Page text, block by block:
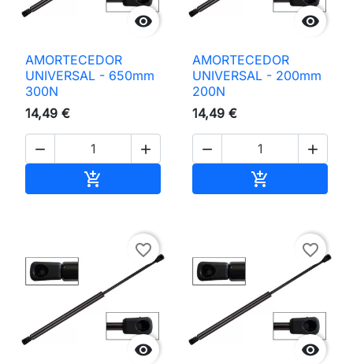

AMORTECEDOR
UNIVERSAL - 650mm
300N
14,49 €
 


AMORTECEDOR
UNIVERSAL - 200mm
200N
14,49 €
 


favorite_border

favorite_border